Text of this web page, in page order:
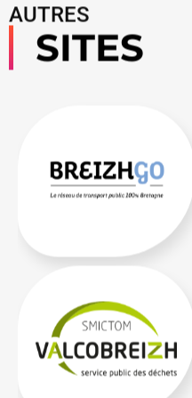
AUTRES
SITES